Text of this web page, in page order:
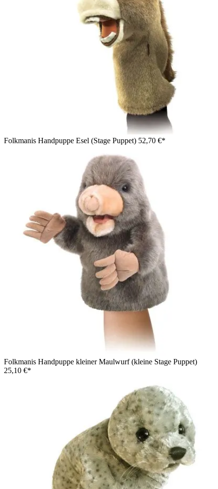
Folkmanis Handpuppe Esel (Stage Puppet) 52,70 €*
Folkmanis Handpuppe kleiner Maulwurf (kleine Stage Puppet)
25,10 €*